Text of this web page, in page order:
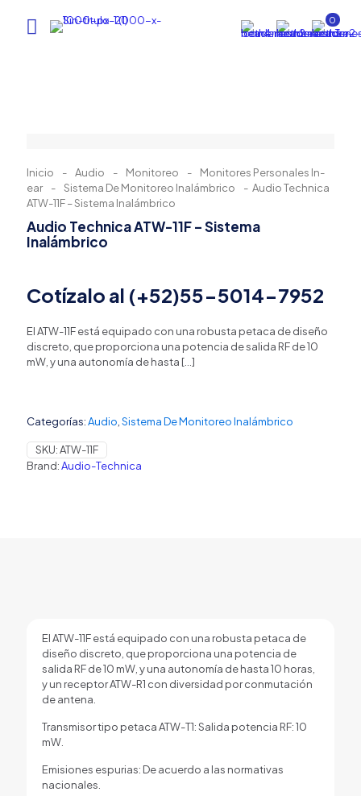
0
Inicio - Audio - Monitoreo -
Monitores Personales In-
ear
- Sistema De Monitoreo Inalámbrico - Audio Technica
ATW-11F – Sistema Inalámbrico
Audio Technica ATW-11F – Sistema
Inalámbrico
Cotízalo al (+52)55-5014-7952
El ATW-11F está equipado con una robusta petaca de diseño
discreto, que proporciona una potencia de salida RF de 10
mW, y una autonomía de hasta […]
Categorías:Audio Sistema De Monitoreo Inalámbrico
SKU:ATW-11F
Brand:Audio-Technica
El ATW-11F está equipado con una robusta petaca de
diseño discreto, que proporciona una potencia de
salida RF de 10 mW, y una autonomía de hasta 10 horas,
y un receptor ATW-R1 con diversidad por conmutación
de antena.
Transmisor tipo petaca ATW-T1: Salida potencia RF: 10
mW.
Emisiones espurias: De acuerdo a las normativas
nacionales.